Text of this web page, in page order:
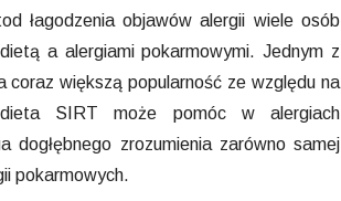
łagodzenia objawów alergii wiele osób
a alergiami pokarmowymi. Jednym z
większą popularność ze względu na
SIRT może pomóc w alergiach
zrozumienia zarówno samej
pokarmowych.